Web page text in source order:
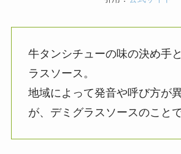
牛タンシチューの味の決め手
ラスソース。
地域によって発音や呼び方が
が、デミグラスソースのことで